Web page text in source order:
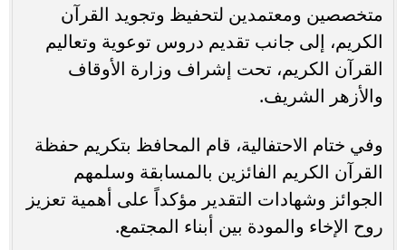
متخصصين ومعتمدين لتحفيظ وتجويد القرآن
الكريم، إلى جانب تقديم دروس توعوية وتعاليم
القرآن الكريم، تحت إشراف وزارة الأوقاف
والأزهر الشريف.
وفي ختام الاحتفالية، قام المحافظ بتكريم حفظة
القرآن الكريم الفائزين بالمسابقة وسلمهم
الجوائز وشهادات التقدير مؤكداً على أهمية تعزيز
روح الإخاء والمودة بين أبناء المجتمع.